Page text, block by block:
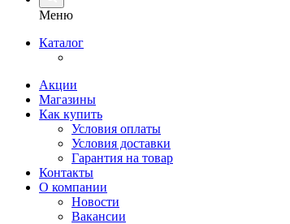
Меню
Каталог
Акции
Магазины
Как купить
Условия оплаты
Условия доставки
Гарантия на товар
Контакты
О компании
Новости
Вакансии